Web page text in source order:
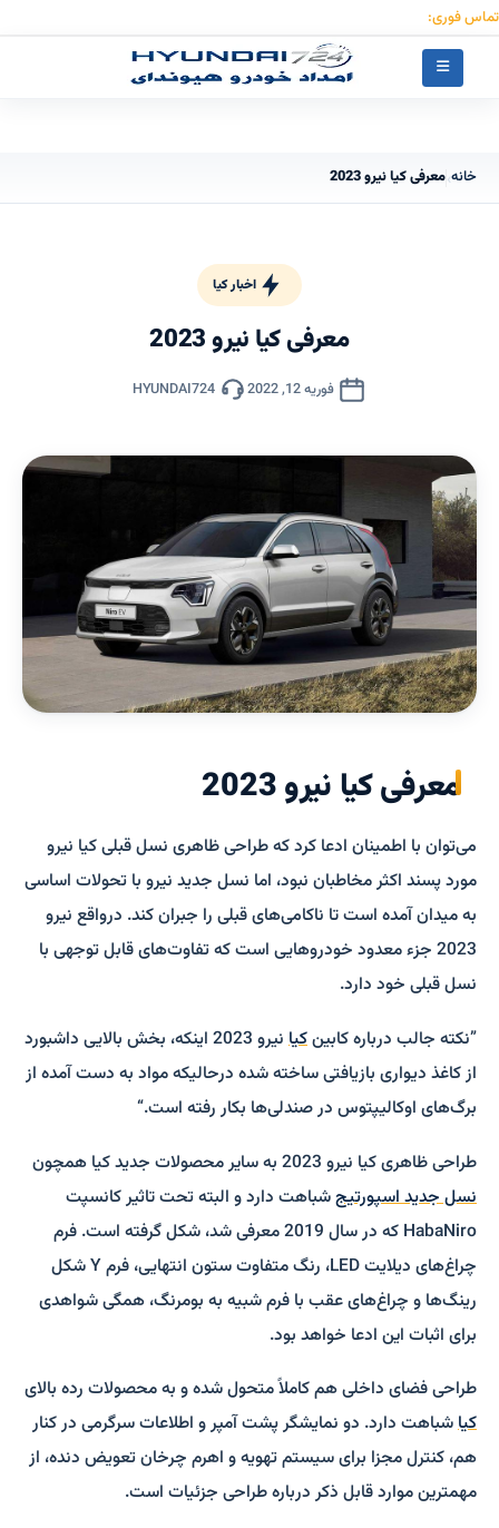
تماس فوری:
خانه›معرفی کیا نیرو 2023
اخبار کیا
معرفی کیا نیرو 2023
فوریه 12, 2022
معرفی کیا نیرو 2023
می­‌توان با اطمینان ادعا کرد که طراحی ظاهری نسل قبلی کیا نیرو
مورد پسند اکثر مخاطبان نبود، اما نسل جدید نیرو با تحولات اساسی
به میدان آمده است تا ناکامی­‌های قبلی را جبران کند. درواقع نیرو
2023 جزء معدود خودروهایی است که تفاوت‌های قابل توجه­ی با
نسل قبلی خود دارد.
”نکته جالب درباره کابینکیا
نیرو 2023 اینکه، بخش بالایی داشبورد
از کاغذ دیواری بازیافتی ساخته شده درحالیکه مواد به دست آمده از
برگ‌های اوکالیپتوس در صندلی­‌ها بکار رفته است.“
طراحی ظاهری کیا نیرو 2023 به سایر محصولات جدید کیا همچون
نسل جدید اسپورتیجشباهت دارد و البته تحت تاثیر کانسپت
HabaNiro که در سال 2019 معرفی شد، شکل گرفته است. فرم
چراغ‌های دیلایت LED، رنگ متفاوت ستون انتهایی، فرم Y شکل
رینگ‌ها و چراغ‌های عقب با فرم شبیه به بومرنگ، همگی شواهدی
برای اثبات این ادعا خواهد بود.
طراحی فضای داخلی هم کاملاً متحول شده و به محصولات رده بالای
کیاشباهت دارد. دو نمایشگر پشت آمپر و اطلاعات سرگرمی در کنار
هم، کنترل مجزا برای سیستم تهویه و اهرم چرخان تعویض دنده، از
مهمترین موارد قابل ذکر درباره طراحی جزئیات است.